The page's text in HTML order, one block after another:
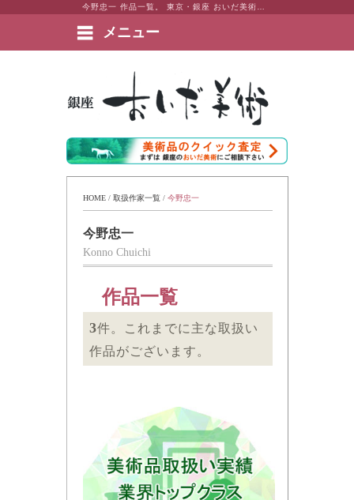
メニュー
絵画など美術品の販売と買取 | 東京・銀座 おいだ美術
HOME / 取扱作家一覧 / 今野忠一
今野忠一
Konno Chuichi
作品一覧
3件。これまでに主な取扱い
作品がございます。